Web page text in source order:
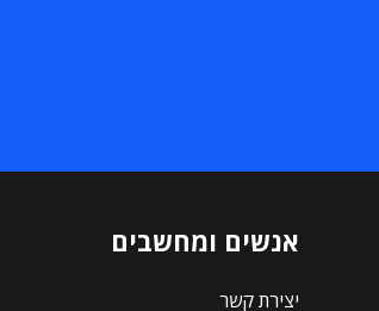
אנשים ומחשבים
יצירת קשר